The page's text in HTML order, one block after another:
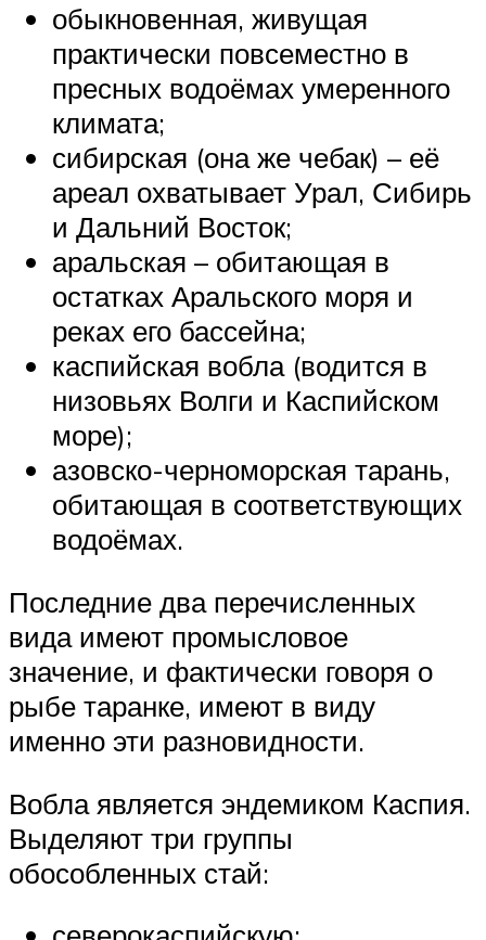
обыкновенная, живущая
практически повсеместно в
пресных водоёмах умеренного
климата;
сибирская (она же чебак) – её
ареал охватывает Урал, Сибирь
и Дальний Восток;
аральская – обитающая в
остатках Аральского моря и
реках его бассейна;
каспийская вобла (водится в
низовьях Волги и Каспийском
море);
азовско-черноморская тарань,
обитающая в соответствующих
водоёмах.
Последние два перечисленных
вида имеют промысловое
значение, и фактически говоря о
рыбе таранке, имеют в виду
именно эти разновидности.
Вобла является эндемиком Каспия.
Выделяют три группы
обособленных стай: